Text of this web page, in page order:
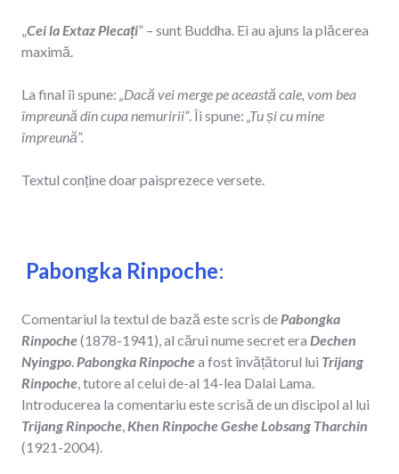
„Cei la Extaz Plecați” – sunt Buddha. Ei au ajuns la plăcerea
maximă.
La final îi spune: „Dacă vei merge pe această cale, vom bea
împreună din cupa nemuririi”. Îi spune: „Tu și cu mine
împreună”.
Textul conține doar paisprezece versete.
Pabongka Rinpoche:
Comentariul la textul de bază este scris dePabongka
Rinpoche(1878-1941), al cărui nume secret era Dechen
Nyingpo.Pabongka Rinpochea fost învățătorul lui Trijang
Rinpoche, tutore al celui de-al 14-lea Dalai Lama.
Introducerea la comentariu este scrisă de un discipol al lui
Trijang Rinpoche,Khen Rinpoche Geshe Lobsang Tharchin
(1921-2004).